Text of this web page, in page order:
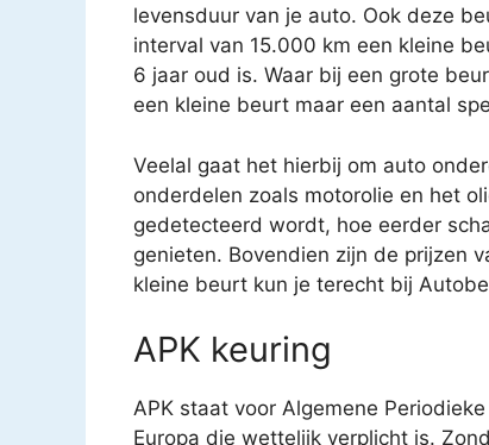
levensduur van je auto. Ook deze
interval van 15.000 km een kleine
6 jaar oud is. Waar bij een grote
een kleine beurt maar een aantal
Veelal gaat het hierbij om auto
onderdelen zoals motorolie en het
gedetecteerd wordt, hoe eerder
genieten. Bovendien zijn de prijzen
kleine beurt kun je terecht bij
APK keuring
APK staat voor Algemene
Europa die wettelijk verplicht is.